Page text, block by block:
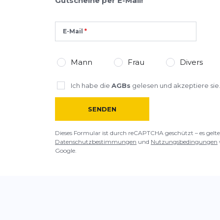
E-Mail
Mann Frau Divers
Ich habe die AGBs gelesen und akzeptiere sie.
SENDEN
Dieses Formular ist durch reCAPTCHA geschützt – es
Datenschutzbestimmungen und Nutzungsbedingungen
Google.